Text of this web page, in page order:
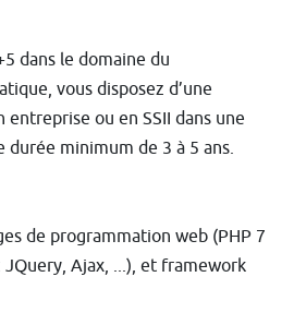
dans le domaine du
vous disposez d’une
ou en SSII dans une
durée minimum de 3 à 5 ans.
de programmation web (PHP 7
JQuery, Ajax, ...), et framework